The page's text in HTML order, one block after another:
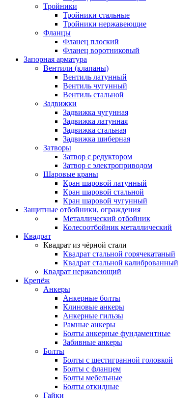
Тройники
Тройники стальные
Тройники нержавеющие
Фланцы
Фланец плоский
Фланец воротниковый
Запорная арматура
Вентили (клапаны)
Вентиль латунный
Вентиль чугунный
Вентиль стальной
Задвижки
Задвижка чугунная
Задвижка латунная
Задвижка стальная
Задвижка шиберная
Затворы
Затвор с редуктором
Затвор с электроприводом
Шаровые краны
Кран шаровой латунный
Кран шаровой стальной
Кран шаровой чугунный
Защитные отбойники, ограждения
Металлический отбойник
Колесоотбойник металлический
Квадрат
Квадрат из чёрной стали
Квадрат стальной горячекатаный
Квадрат стальной калиброванный
Квадрат нержавеющий
Крепёж
Анкеры
Анкерные болты
Клиновые анкеры
Анкерные гильзы
Рамные анкеры
Болты анкерные фундаментные
Забивные анкеры
Болты
Болты с шестигранной головкой
Болты с фланцем
Болты мебельные
Болты откидные
Гайки